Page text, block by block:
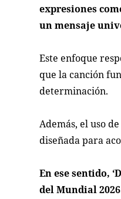
expresiones
un mensaje
Este enfoque
que la canción
determinación.
Además, el uso
diseñada para
En ese sentido,
del Mundial